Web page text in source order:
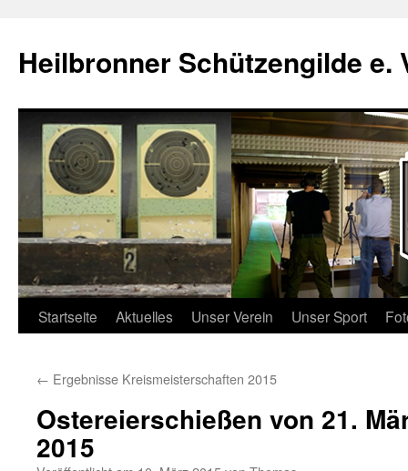
springen
Heilbronner Schützengilde e.
Startseite Aktuelles Unser Verein Unser Sport
← Ergebnisse Kreismeisterschaften 2015
Ostereierschießen von 21.
2015